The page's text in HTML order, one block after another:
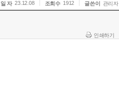
일 자 23.12.08 조회수 1912 글쓴이 관리자
인쇄하기